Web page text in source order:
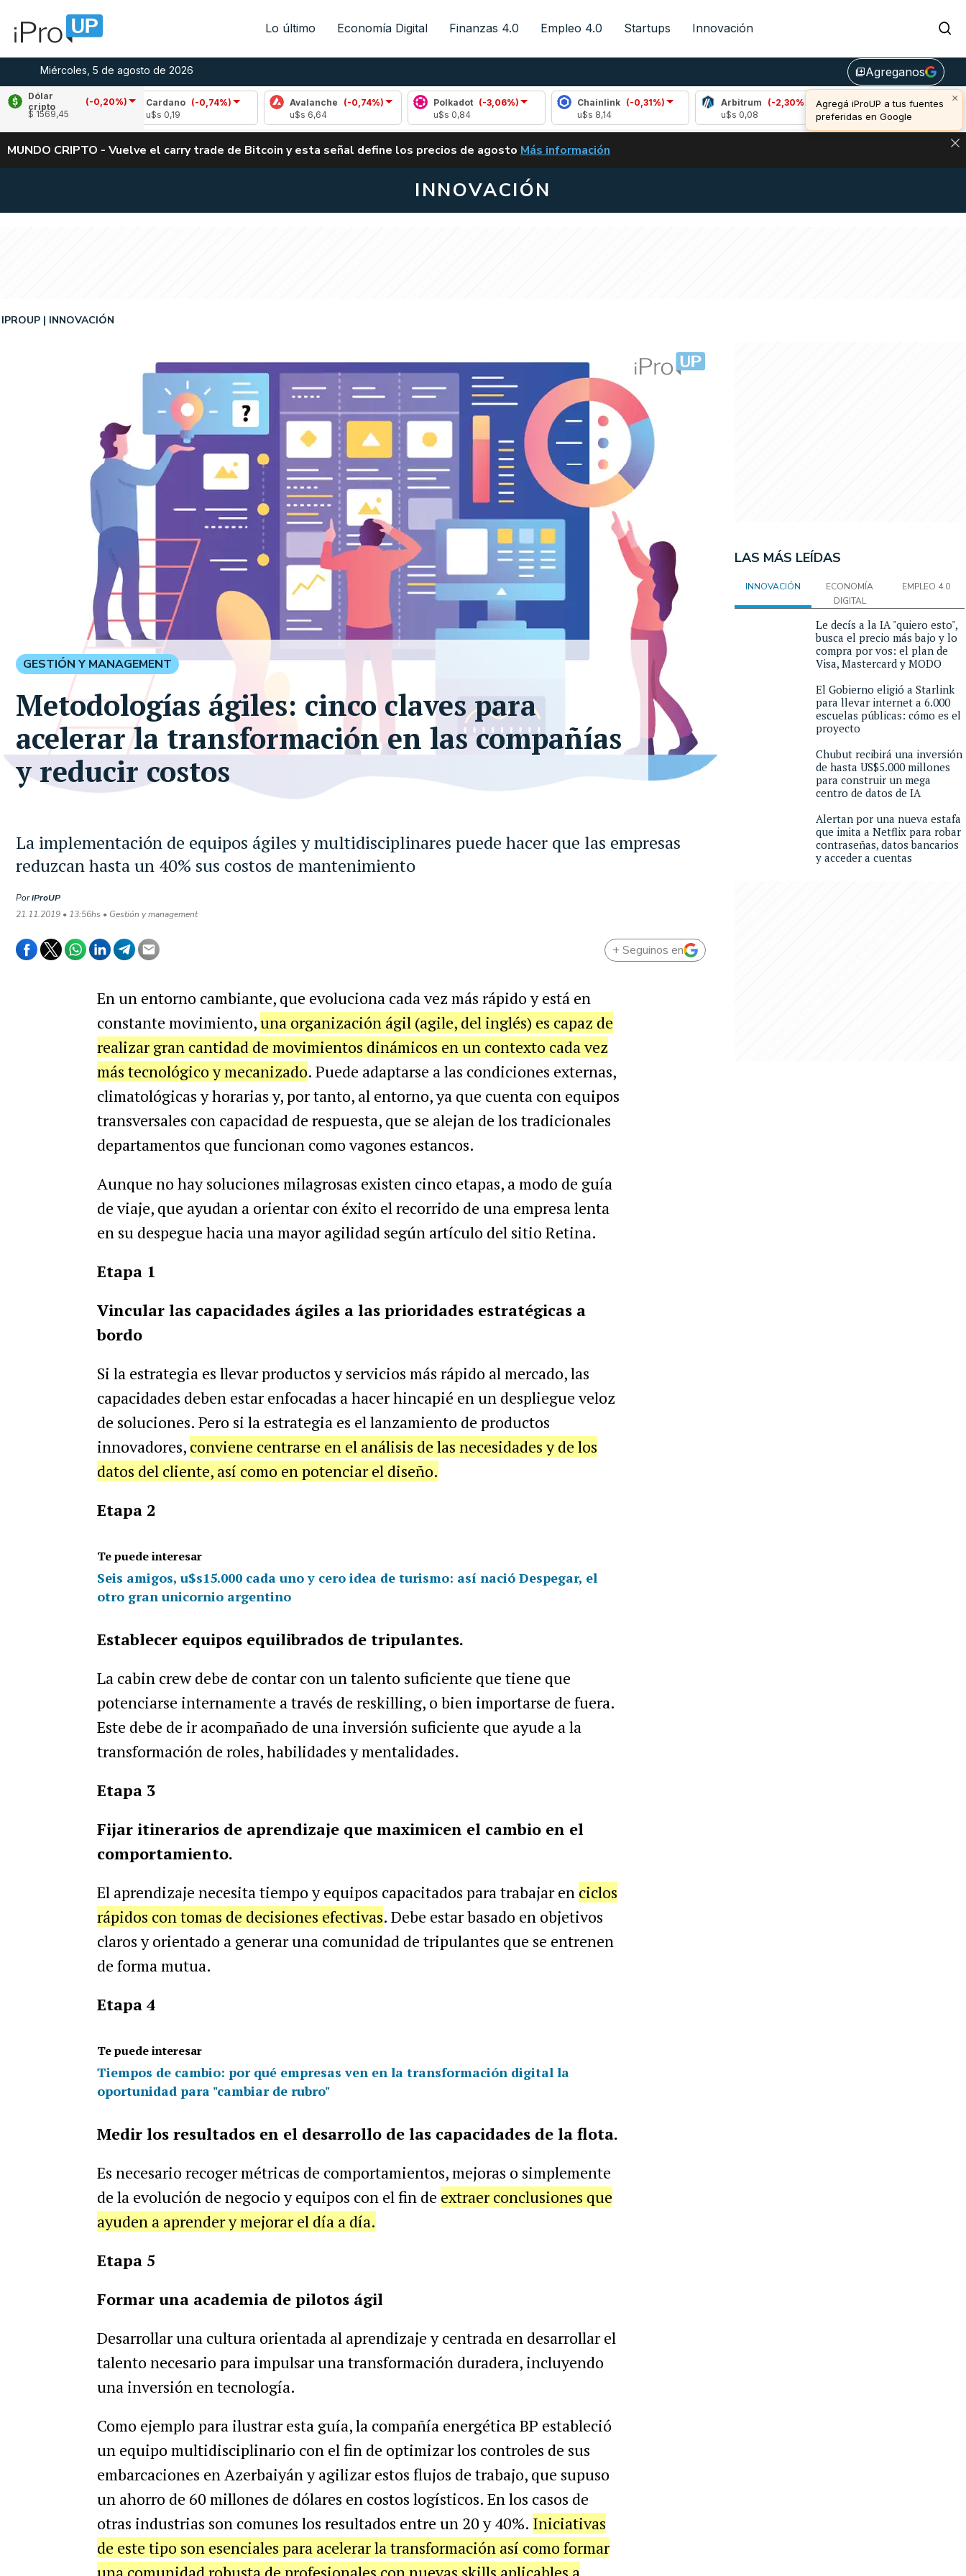
Lo último Economía Digital Finanzas 4.0 Empleo 4.0 Startups Innovación
Miércoles, 5 de agosto de 2026 library_addAgreganos
×
Agregá iProUP a tus fuentes
preferidas en Google
Dólar
cripto
(-0,20%)
$ 1569,45
1,41%) Cardano
(-0,74%)
Avalanche (-0,74%)
Polkadot
(-3,06%)
Chainlink (-0,31%)
Arbitrum (-2,30%)
Bitcoin (0,55%)
u$s 64.545,00
ALERTA
MUNDO CRIPTO - Vuelve el carry trade de Bitcoin y esta señal define los precios de agosto VUELVE EL CARRY TRADE DE BITCOIN Y ESTA SEÑAL DEFINE LOS PRECIOS DE
Más información
INNOVACIÓN
La implementación de equipos ágiles y multidisciplinares puede hacer que las empresas
reduzcan hasta un 40% sus costos de mantenimiento
IPROUP INNOVACIÓN
PoriProUP
21.11.2019 • 13:56hs • Gestión y management
GESTIÓN Y MANAGEMENT
Metodologías ágiles: cinco claves para
acelerar la transformación en las compañías
y reducir costos
+ Seguinos en
En un entorno cambiante, que evoluciona cada vez más rápido y está en
constante movimiento,una organización ágil (agile, del inglés) es capaz de
realizar gran cantidad de movimientos dinámicos en un contexto cada vez
más tecnológico y mecanizado. Puede adaptarse a las condiciones externas,
climatológicas y horarias y, por tanto, al entorno, ya que cuenta con equipos
transversales con capacidad de respuesta, que se alejan de los tradicionales
departamentos que funcionan como vagones estancos.
Aunque no hay soluciones milagrosas existen cinco etapas, a modo de guía
de viaje, que ayudan a orientar con éxito el recorrido de una empresa lenta
en su despegue hacia una mayor agilidad según artículo del sitio Retina.
Etapa 1
Vincular las capacidades ágiles a las prioridades estratégicas a
bordo
Si la estrategia es llevar productos y servicios más rápido al mercado, las
capacidades deben estar enfocadas a hacer hincapié en un despliegue veloz
de soluciones. Pero si la estrategia es el lanzamiento de productos
innovadores, conviene centrarse en el análisis de las necesidades y de los
datos del cliente, así como en potenciar el diseño.
Etapa 2
Te puede interesar
Seis amigos, u$s15.000 cada uno y cero idea de turismo: así nació Despegar, el
otro gran unicornio argentino
Establecer equipos equilibrados de tripulantes.
La cabin crew debe de contar con un talento suficiente que tiene que
potenciarse internamente a través de reskilling, o bien importarse de fuera.
Este debe de ir acompañado de una inversión suficiente que ayude a la
transformación de roles, habilidades y mentalidades.
Etapa 3
Fijar itinerarios de aprendizaje que maximicen el cambio en el
comportamiento.
El aprendizaje necesita tiempo y equipos capacitados para trabajar en ciclos
rápidos con tomas de decisiones efectivas. Debe estar basado en objetivos
claros y orientado a generar una comunidad de tripulantes que se entrenen
de forma mutua.
Etapa 4
Te puede interesar
Tiempos de cambio: por qué empresas ven en la transformación digital la
oportunidad para "cambiar de rubro"
Medir los resultados en el desarrollo de las capacidades de la flota.
Es necesario recoger métricas de comportamientos, mejoras o simplemente
de la evolución de negocio y equipos con el fin de extraer conclusiones que
ayuden a aprender y mejorar el día a día.
Etapa 5
Formar una academia de pilotos ágil
Desarrollar una cultura orientada al aprendizaje y centrada en desarrollar el
talento necesario para impulsar una transformación duradera, incluyendo
una inversión en tecnología.
Como ejemplo para ilustrar esta guía, la compañía energética BP estableció
un equipo multidisciplinario con el fin de optimizar los controles de sus
embarcaciones en Azerbaiyán y agilizar estos flujos de trabajo, que supuso
un ahorro de 60 millones de dólares en costos logísticos. En los casos de
otras industrias son comunes los resultados entre un 20 y 40%. Iniciativas
de este tipo son esenciales para acelerar la transformación así como formar
LAS MÁS LEÍDAS
INNOVACIÓN
ECONOMÍA
DIGITAL
EMPLEO 4.0
Le decís a la IA "quiero esto",
busca el precio más bajo y lo
compra por vos: el plan de
Visa, Mastercard y MODO
El Gobierno eligió a Starlink
para llevar internet a 6.000
escuelas públicas: cómo es el
proyecto
Chubut recibirá una inversión
de hasta US$5.000 millones
para construir un mega
centro de datos de IA
Alertan por una nueva estafa
que imita a Netflix para robar
contraseñas, datos bancarios
y acceder a cuentas